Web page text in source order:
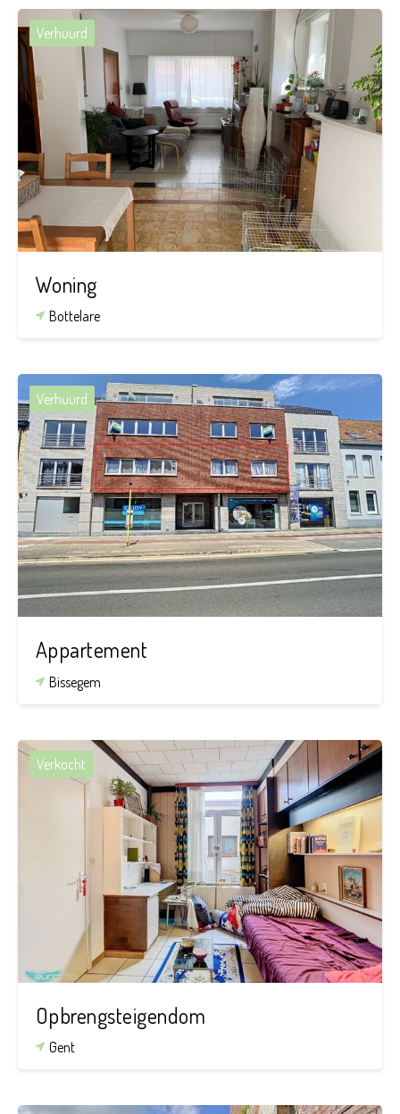
Verhuurd
2
107 m²
Woning
Bottelare
Verhuurd
2
1
75 m²
Appartement
Bissegem
Verkocht
6
1
56 m²
Opbrengsteigendom
Gent